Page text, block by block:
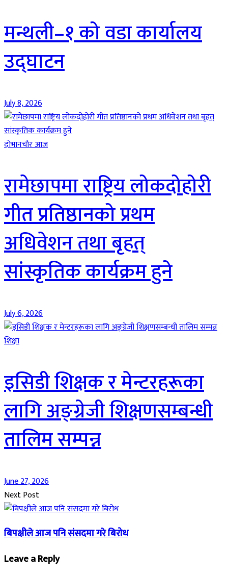
मन्थली–१ को वडा कार्यालय
उद्घाटन
July 8, 2026
दाेभानचाैर आज
रामेछापमा राष्ट्रिय लोकदोहोरी
गीत प्रतिष्ठानको प्रथम
अधिवेशन तथा बृहत्
सांस्कृतिक कार्यक्रम हुने
July 6, 2026
शिक्षा
इसिडी शिक्षक र मेन्टरहरूका
लागि अङ्ग्रेजी शिक्षणसम्बन्धी
तालिम सम्पन्न
June 27, 2026
Next Post
बिपक्षीले आज पनि संसदमा गरे बिरोध
Leave a Reply